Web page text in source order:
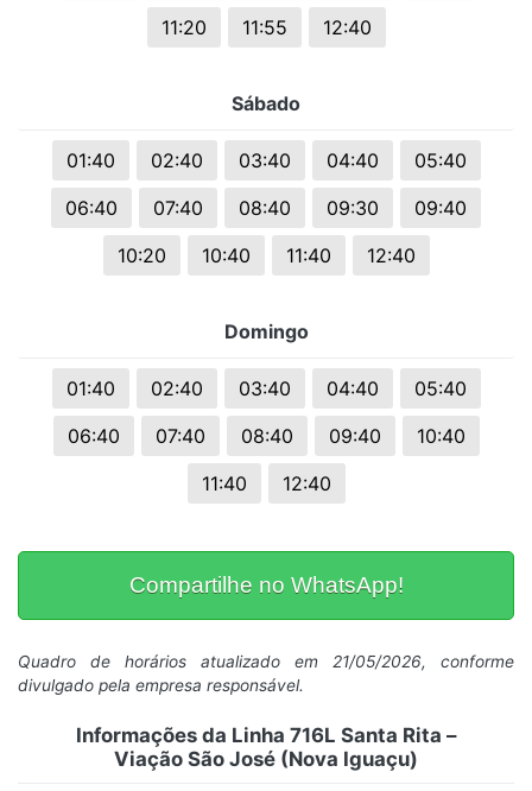
11:20
11:55 12:40
Sábado
01:40 02:40 03:40 04:40
05:40
06:40
07:40 08:40 09:30
09:40
10:20
10:40 11:40 12:40
Domingo
01:40 02:40 03:40 04:40
05:40
06:40
07:40 08:40 09:40
10:40
11:40
12:40
Compartilhe no WhatsApp!
Quadro de horários atualizado em 21/05/2026, conforme
divulgado pela empresa responsável.
Informações da Linha 716L Santa Rita –
Viação São José (Nova Iguaçu)